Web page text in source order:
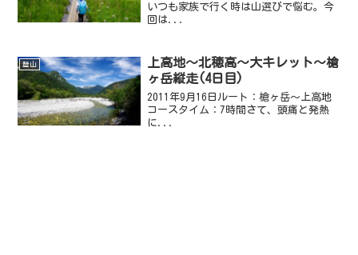
いつも家族で行く時は山選びで悩む。今
回は...
登山
上高地～北穂高～大キレット～槍
ヶ岳縦走(4日目)
2011年9月16日ルート：槍ヶ岳～上高地
コースタイム：7時間さて、頭痛と発熱
に...